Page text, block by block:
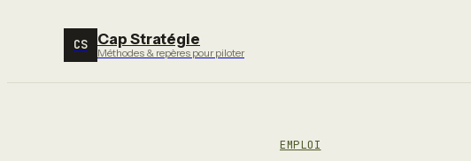
CS Cap Stratégie
Méthodes & repères pour piloter
EMPLOI